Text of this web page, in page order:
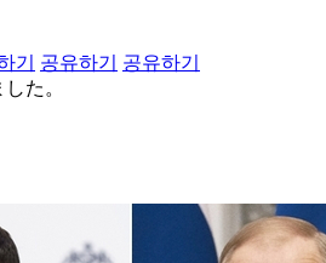
기 공유하기
공유하기
た。